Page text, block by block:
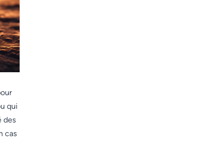
qui
des
cas